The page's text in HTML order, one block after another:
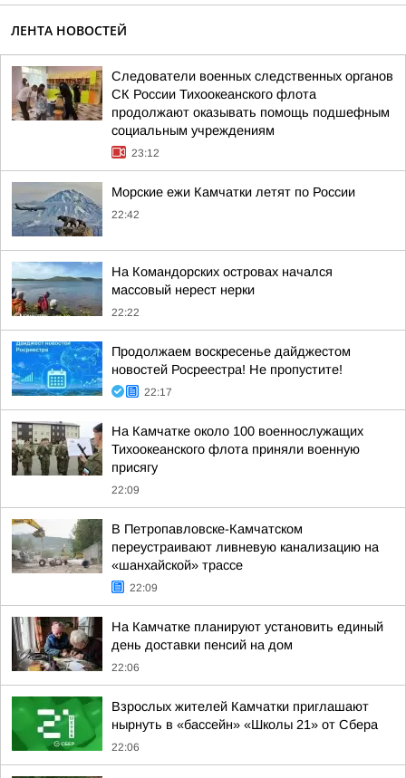
ЛЕНТА НОВОСТЕЙ
Следователи военных следственных органов
СК России Тихоокеанского флота
продолжают оказывать помощь подшефным
социальным учреждениям
23:12
Морские ежи Камчатки летят по России
22:42
На Командорских островах начался
массовый нерест нерки
22:22
Продолжаем воскресенье дайджестом
новостей Росреестра! Не пропустите!
22:17
На Камчатке около 100 военнослужащих
Тихоокеанского флота приняли военную
присягу
22:09
В Петропавловске-Камчатском
переустраивают ливневую канализацию на
«шанхайской» трассе
22:09
На Камчатке планируют установить единый
день доставки пенсий на дом
22:06
Взрослых жителей Камчатки приглашают
нырнуть в «бассейн» «Школы 21» от Сбера
22:06